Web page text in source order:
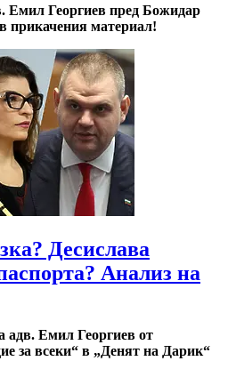
Емил Георгиев пред Божидар
прикачения материал!
Десислава
Анализ на
адв. Емил Георгиев от
за всеки“ в „Денят на Дарик“